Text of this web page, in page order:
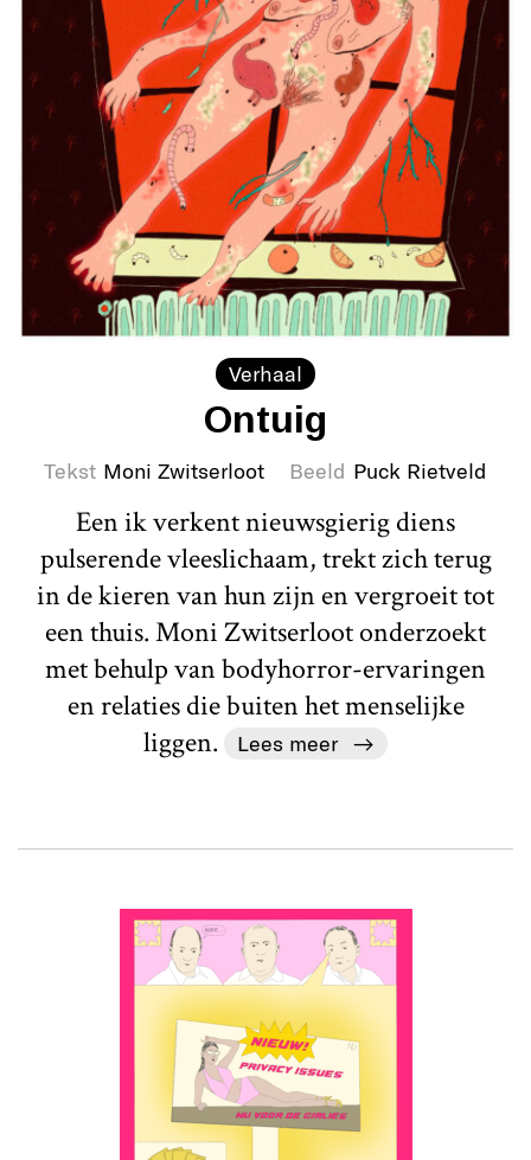
Verhaal
Ontuig
Tekst Moni Zwitserloot Beeld Puck Rietveld
Een ik verkent nieuwsgierig diens
pulserende vleeslichaam, trekt zich terug
in de kieren van hun zijn en vergroeit tot
een thuis. Moni Zwitserloot onderzoekt
met behulp van bodyhorror-ervaringen
en relaties die buiten het menselijke
liggen.
Lees meer